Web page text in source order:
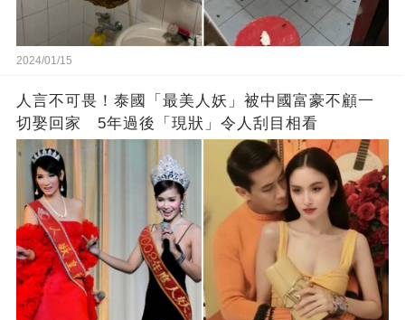
2024/01/15
人言不可畏！泰國「最美人妖」被中國富豪不顧一
切娶回家 5年過後「現狀」令人刮目相看